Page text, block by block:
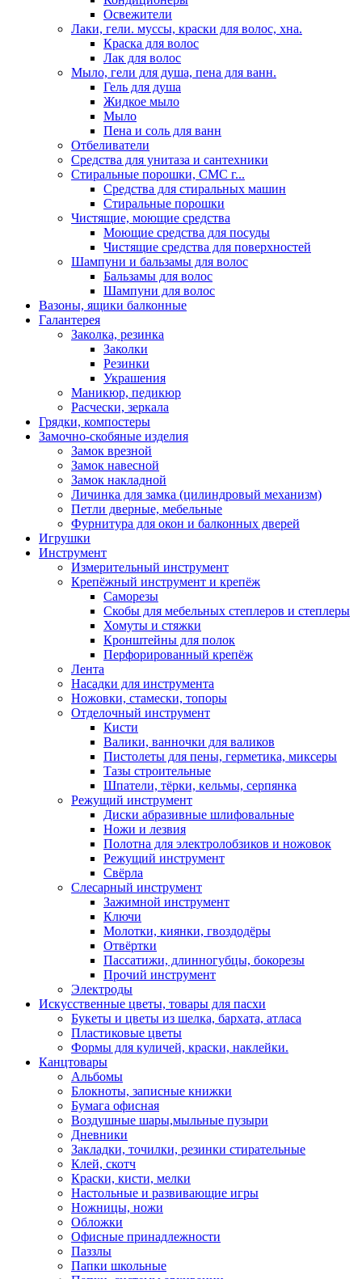
Освежители
Лаки, гели. муссы, краски для волос, хна.
Краска для волос
Лак для волос
Мыло, гели для душа, пена для ванн.
Гель для душа
Жидкое мыло
Мыло
Пена и соль для ванн
Отбеливатели
Средства для унитаза и сантехники
Стиральные порошки, СМС г...
Средства для стиральных машин
Стиральные порошки
Чистящие, моющие средства
Моющие средства для посуды
Чистящие средства для поверхностей
Шампуни и бальзамы для волос
Бальзамы для волос
Шампуни для волос
Вазоны, ящики балконные
Галантерея
Заколка, резинка
Заколки
Резинки
Украшения
Маникюр, педикюр
Расчески, зеркала
Грядки, компостеры
Замочно-скобяные изделия
Замок врезной
Замок навесной
Замок накладной
Личинка для замка (цилиндровый механизм)
Петли дверные, мебельные
Фурнитура для окон и балконных дверей
Игрушки
Инструмент
Измерительный инструмент
Крепёжный инструмент и крепёж
Саморезы
Скобы для мебельных степлеров и степлеры
Хомуты и стяжки
Кронштейны для полок
Перфорированный крепёж
Лента
Насадки для инструмента
Ножовки, стамески, топоры
Отделочный инструмент
Кисти
Валики, ванночки для валиков
Пистолеты для пены, герметика, миксеры
Тазы строительные
Шпатели, тёрки, кельмы, серпянка
Режущий инструмент
Диски абразивные шлифовальные
Ножи и лезвия
Полотна для электролобзиков и ножовок
Режущий инструмент
Свёрла
Слесарный инструмент
Зажимной инструмент
Ключи
Молотки, киянки, гвоздодёры
Отвёртки
Пассатижи, длинногубцы, бокорезы
Прочий инструмент
Электроды
Искусственные цветы, товары для пасхи
Букеты и цветы из шелка, бархата, атласа
Пластиковые цветы
Формы для куличей, краски, наклейки.
Канцтовары
Альбомы
Блокноты, записные книжки
Бумага офисная
Воздушные шары,мыльные пузыри
Дневники
Закладки, точилки, резинки стирательные
Клей, скотч
Краски, кисти, мелки
Настольные и развивающие игры
Ножницы, ножи
Обложки
Офисные принадлежности
Паззлы
Папки школьные